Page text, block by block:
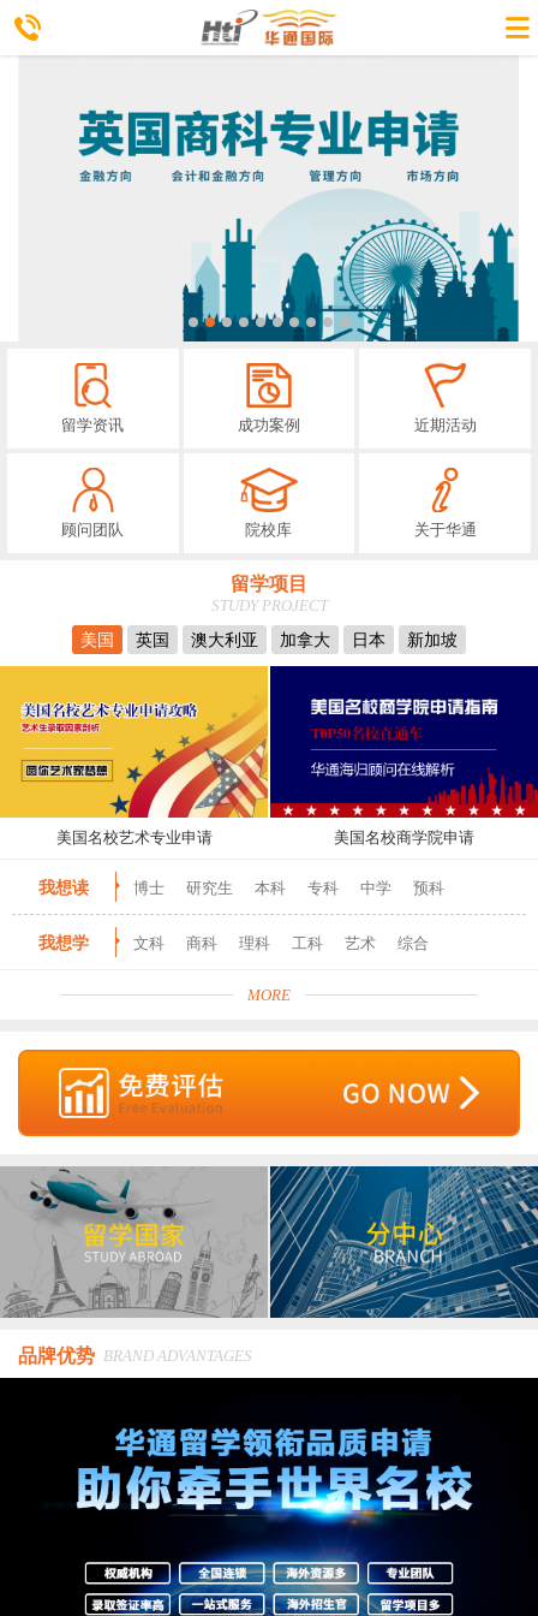
留学资讯 成功案例 近期活动
顾问团队 院校库 关于华通
留学项目
STUDY PROJECT
美国
英国 澳大利亚 加拿大 日本 新加坡
美国名校艺术专业申请 美国名校商学院申请
我想读 博士 研究生 本科 专科 中学 预科
我想学 文科 商科 理科 工科 艺术 综合
MORE
品牌优势 BRAND ADVANTAGES